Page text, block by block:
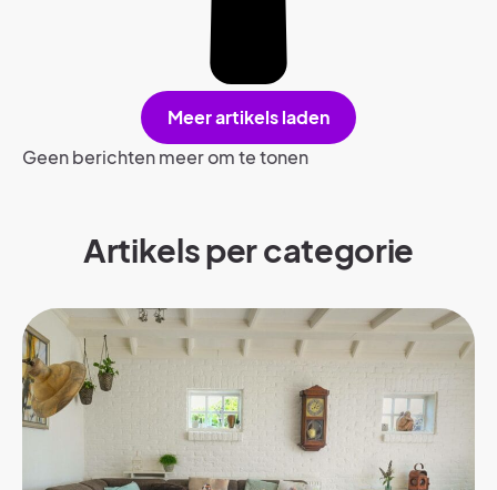
Meer artikels laden
Geen berichten meer om te tonen
Artikels per categorie​